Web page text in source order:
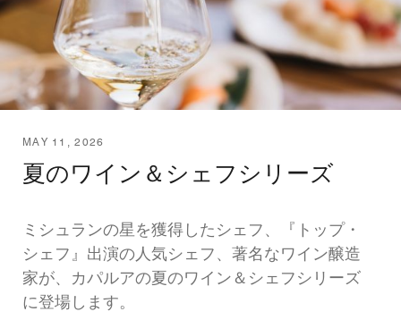
MAY 11, 2026
夏のワイン＆シェフシリーズ
ミシュランの星を獲得したシェフ、『トップ・
シェフ』出演の人気シェフ、著名なワイン醸造
家が、カパルアの夏のワイン＆シェフシリーズ
に登場します。